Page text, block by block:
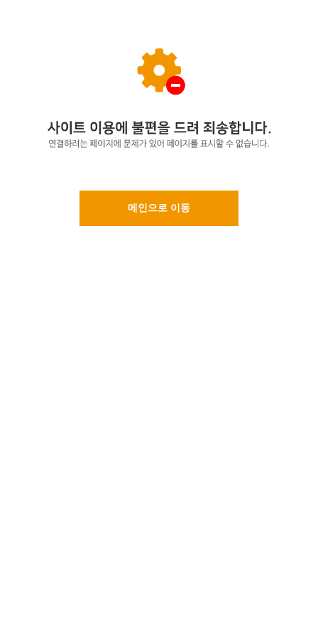
메인으로 이동